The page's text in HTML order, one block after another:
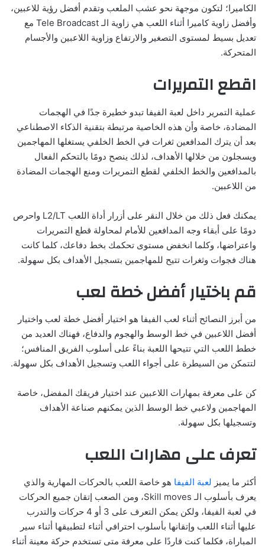
الكاميرا؛ لتكون موجهة نحو عشب الملعب وتقدم أفضل رؤية للاعبين،
وأفضل زاوية كاميرا أثناء اللعب هي زاوية الـ Tele Broadcast مع
تعديل بسيط لمستوى التصغير والارتفاع وزاوية اللاعبين والأجسام
المتحركة.
اقطع التمريرات
عملية التمرير داخل لعبة الفيفا تبدو خطيرة جدًا في الهجمات
المضادة، خاصة وأن هذه الخاصية مرتبطة بتقنية الذكاء الاصطناعي
بعد أن يترك المدافعين ثغرات في الخط الخلفي يستغلها المهاجمين
ويسجلون من خلالها الأهداف، لذلك ينصح دومًا بالتحكم الفعال
بالمدافعين والخط الخلفي لقطع التمريرات ومنع الهجمات المضادة
من اللاعبين.
يمكنك فعل ذلك من خلال النقر على أزرار أداة اللعب L2/LT واحرص
دومًا على أبقاء وجه المدافعين للأمام لمحاولة قطع التمريرات
واعتراضها، وكلما انخفض مستوى تحكمك بخط دفاعك، كلما كانت
هناك فجوات وثغرات تتيح للمهاجمين بتسجيل الأهداف بكل سهولة.
قم باختيار أفضل خطة لعب
من أبرز النصائح أثناء لعب الفيفا هو اختيار أفضل خطة لعب واختيار
أفضل اللاعبين في خط الوسط والهجوم والدفاع، فهناك العديد من
خطط اللعب التي تتيحها اللعبة بناءً على أسلوب الفريق المنافس؛
لتتمكن من السيطرة على أجواء اللعب وتسجيل الأهداف بكل سهولة.
كن على معرفة بمهارات اللاعبين عند اختيار فريقك المفضل، خاصة
المهاجمين ولاعبي خط الوسط الذين يمكنهم صناعة الأهداف
وتسجيلها بكل سهولة.
تعرف على مهارات اللعب
أكثر ما يميز لعبة الفيفا هو خاصة اللعب بالحركات المهارية والذي
يعرف بأسلوب الـ Skill moves، ومن الصعب إتقان جميع الحركات
في لعبة الفيفا، ولكن يمكن التعرف على 3 أو 4 حركات والتدرب
عليها أثناء اللعب وإتقانها بأسلوب احترافي أثناء لتطبيقها أثناء سير
المباراة، فكلما كنت قاردًا على معرفة متى تستخدم حركة معينة أثناء